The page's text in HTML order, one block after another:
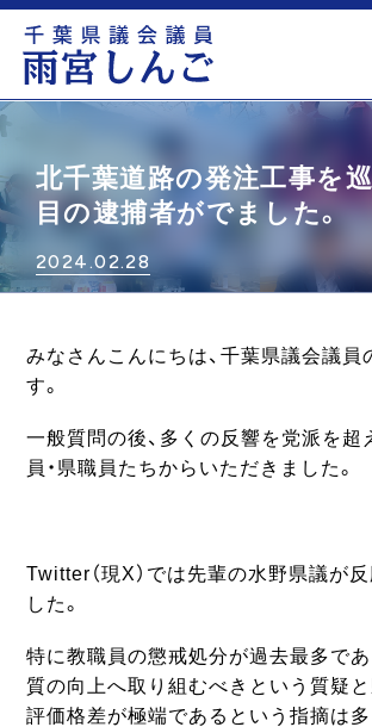
北千葉道路の発注工事を巡
目の逮捕者がでました。
2024.02.28
みなさんこんにちは、千葉県議会議員
す。
一般質問の後、多くの反響を党派を超
員・県職員たちからいただきました。
Twitter（現X）では先輩の水野県議が
した。
特に教職員の懲戒処分が過去最多で
質の向上へ取り組むべきという質疑
評価格差が極端であるという指摘は